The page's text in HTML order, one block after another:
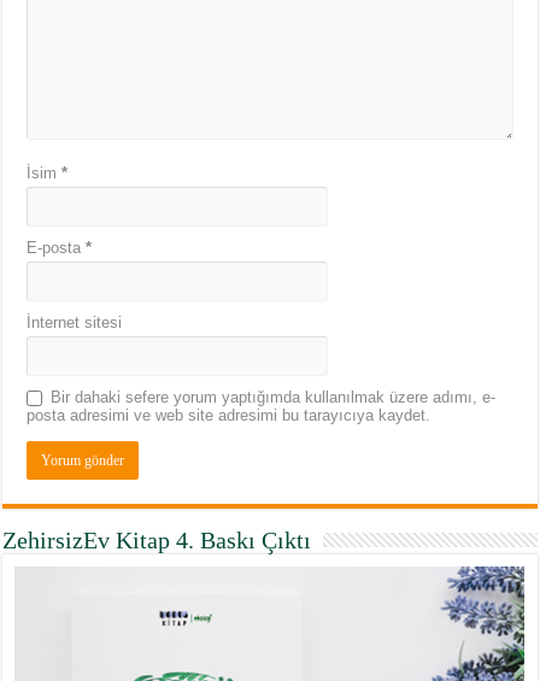
İsim*
E-posta*
İnternet sitesi
Bir dahaki sefere yorum yaptığımda kullanılmak üzere adımı, e-
posta adresimi ve web site adresimi bu tarayıcıya kaydet.
ZehirsizEv Kitap 4. Baskı Çıktı